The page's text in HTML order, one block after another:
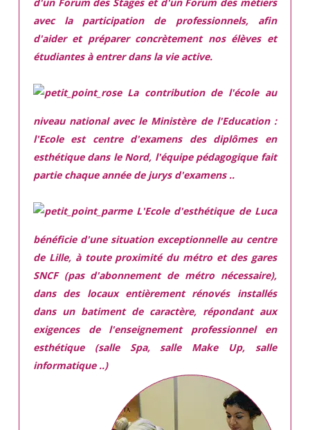
avec la participation de professionnels, afin
d'aider et préparer concrètement nos élèves et
étudiantes à entrer dans la vie active.
La contribution de l'école au
niveau national avec le Ministère de l'Education :
l'Ecole est centre d'examens des diplômes en
esthétique dans le Nord, l'équipe pédagogique fait
partie chaque année de jurys d'examens ..
L'Ecole d'esthétique de Luca
bénéficie d'une situation exceptionnelleau centre
de Lille, à toute proximité du métro et des gares
SNCF (pas d'abonnement de métro nécessaire),
dans des locaux entièrement rénovés installés
dans un batiment de caractère, répondant aux
exigencesde l'enseignement professionnel en
esthétique (salle Spa, salle Make Up, salle
informatique ..)